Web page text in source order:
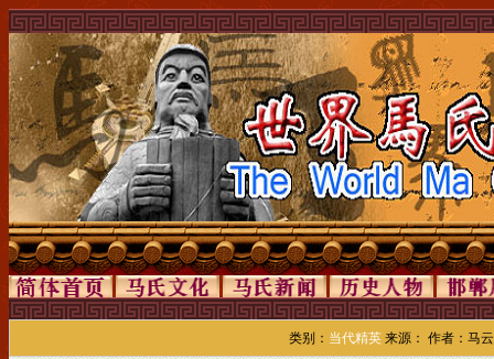
类别： 当代精英来源： 作者：马云